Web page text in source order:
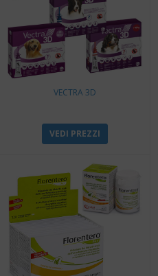
VECTRA 3D
VEDI PREZZI